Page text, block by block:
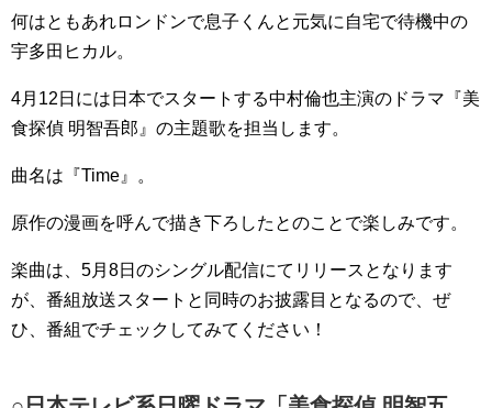
何はともあれロンドンで息子くんと元気に自宅で待機中の
宇多田ヒカル。
4月12日には日本でスタートする中村倫也主演のドラマ『美
食探偵 明智吾郎』の主題歌を担当します。
曲名は『Time』。
原作の漫画を呼んで描き下ろしたとのことで楽しみです。
楽曲は、5月8日のシングル配信にてリリースとなります
が、番組放送スタートと同時のお披露目となるので、ぜ
ひ、番組でチェックしてみてください！